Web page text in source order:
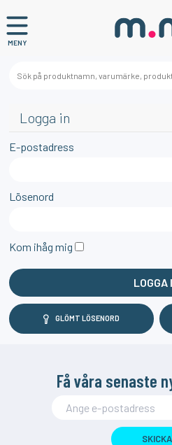
MENY
Logga in
E-postadress
Lösenord
Kom ihåg mig
GLÖMT LÖSENORD
Få våra senaste
SKICKA